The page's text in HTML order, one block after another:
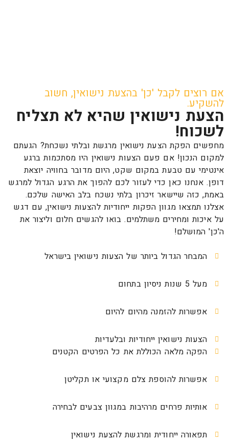
אם רוצים לקבל 'כן' בהצעת נישואין, חשוב
להשקיע.
הצעת נישואין שהיא לא תצליח
לשכוח!
מחפשים הפקת הצעת נישואין מרגשת ובלתי נשכחת? הגעתם
למקום הנכון! אם פעם הצעות נישואין היו מסתכמות ברגע
אינטימי עם טבעת במקום שקט, היום מדובר בחוויה יוצאת
דופן. אנחנו כאן כדי לעזור לכם להפוך את הרגע הגדול למרגש
באמת, כזה שיישאר זיכרון בלתי נשכח בלב האישה שלכם.
אצלנו תמצאו מגוון הפקות ייחודיות להצעות נישואין, עם דגש
על איכות ומחירים משתלמים. בואו להגשים חלום וליצור את
ה'כן' המושלם!
המבחר הגדול ביותר של הצעות נישואין בישראל
מעל 5 שנות ניסיון בתחום
אפשרות להזמנה מהיום להיום
הצעות נישואין ייחודיות ובלעדיות
הפקה מלאה הכוללת את כל הפרטים הקטנים
אפשרות להוספת צלם מקצועי או תקליטן
אותיות פרחים מרהיבות במגוון צבעים לבחירה
תפאורה ייחודית ומרגשת להצעת נישואין